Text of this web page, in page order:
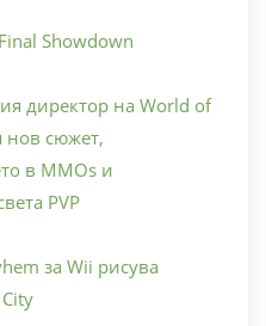
Showdown
директор на World of
нов сюжет,
в MMOs и
PVP
за Wii рисува